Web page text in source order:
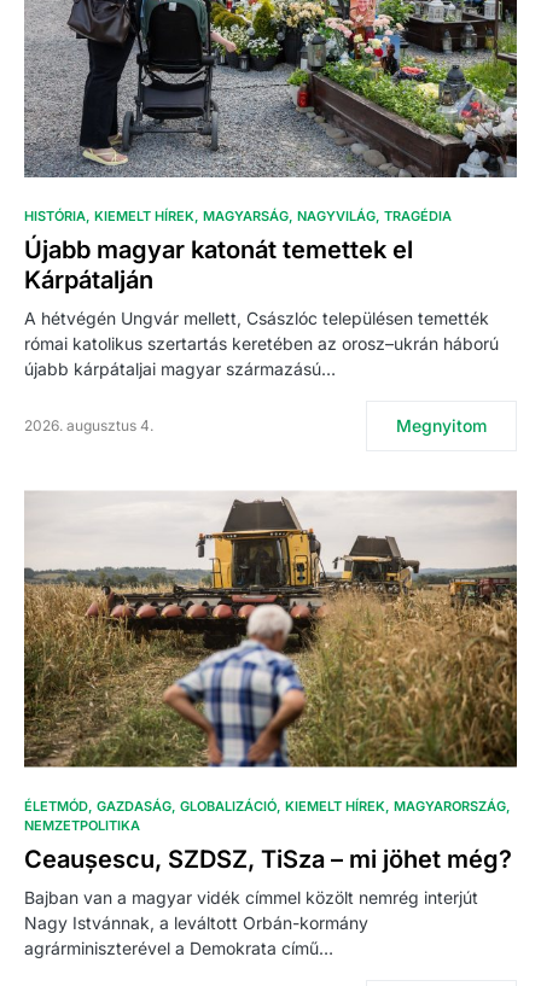
HISTÓRIA KIEMELT HÍREK MAGYARSÁG NAGYVILÁG TRAGÉDIA
Újabb magyar katonát temettek el
Kárpátalján
A hétvégén Ungvár mellett, Császlóc településen temették
római katolikus szertartás keretében az orosz–ukrán háború
újabb kárpátaljai magyar származású…
2026. augusztus 4. Megnyitom
ÉLETMÓD GAZDASÁG GLOBALIZÁCIÓ KIEMELT HÍREK MAGYARORSZÁG
NEMZETPOLITIKA
Ceaușescu, SZDSZ, TiSza – mi jöhet még?
Bajban van a magyar vidék címmel közölt nemrég interjút
Nagy Istvánnak, a leváltott Orbán-kormány
agrárminiszterével a Demokrata című…